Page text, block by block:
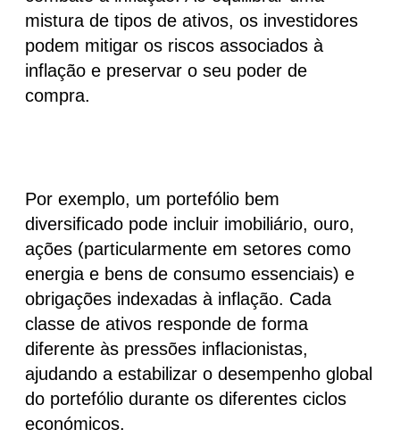
mistura de tipos de ativos, os investidores
podem mitigar os riscos associados à
inflação e preservar o seu poder de
compra.
Por exemplo, um portefólio bem
diversificado pode incluir imobiliário, ouro,
ações (particularmente em setores como
energia e bens de consumo essenciais) e
obrigações indexadas à inflação. Cada
classe de ativos responde de forma
diferente às pressões inflacionistas,
ajudando a estabilizar o desempenho global
do portefólio durante os diferentes ciclos
económicos.